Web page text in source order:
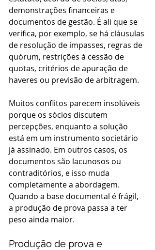
demonstrações financeiras e
documentos de gestão. É ali que se
verifica, por exemplo, se há cláusulas
de resolução de impasses, regras de
quórum, restrições à cessão de
quotas, critérios de apuração de
haveres ou previsão de arbitragem.
Muitos conflitos parecem insolúveis
porque os sócios discutem
percepções, enquanto a solução
está em um instrumento societário
já assinado. Em outros casos, os
documentos são lacunosos ou
contraditórios, e isso muda
completamente a abordagem.
Quando a base documental é frágil,
a produção de prova passa a ter
peso ainda maior.
Produção de prova e